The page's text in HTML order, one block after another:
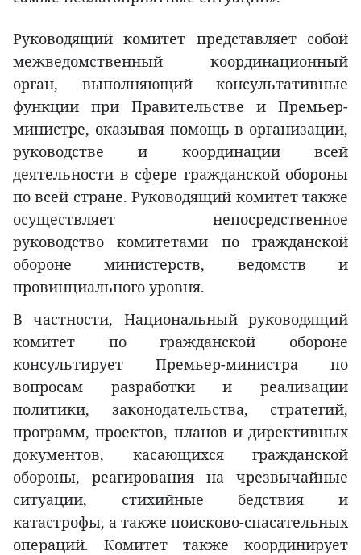
Руководящий комитет представляет собой
межведомственный координационный
орган, выполняющий консультативные
функции при Правительстве и Премьер-
министре, оказывая помощь в организации,
руководстве и координации всей
деятельности в сфере гражданской обороны
по всей стране. Руководящий комитет также
осуществляет непосредственное
руководство комитетами по гражданской
обороне министерств, ведомств и
провинциального уровня.
В частности, Национальный руководящий
комитет по гражданской обороне
консультирует Премьер-министра по
вопросам разработки и реализации
политики, законодательства, стратегий,
программ, проектов, планов и директивных
документов, касающихся гражданской
обороны, реагирования на чрезвычайные
ситуации, стихийные бедствия и
катастрофы, а также поисково-спасательных
операций. Комитет также координирует